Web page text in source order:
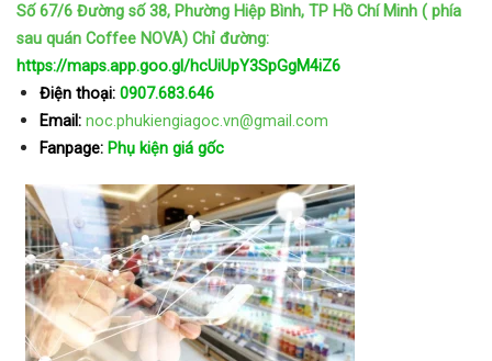
Số 67/6 Đường số 38, Phường Hiệp Bình, TP Hồ Chí Minh ( phía
sau quán Coffee NOVA) Chỉ đường:
https://maps.app.goo.gl/hcUiUpY3SpGgM4iZ6
Điện thoại: 0907.683.646
Email:noc.phukiengiagoc.vn@gmail.com
Fanpage:Phụ kiện giá gốc